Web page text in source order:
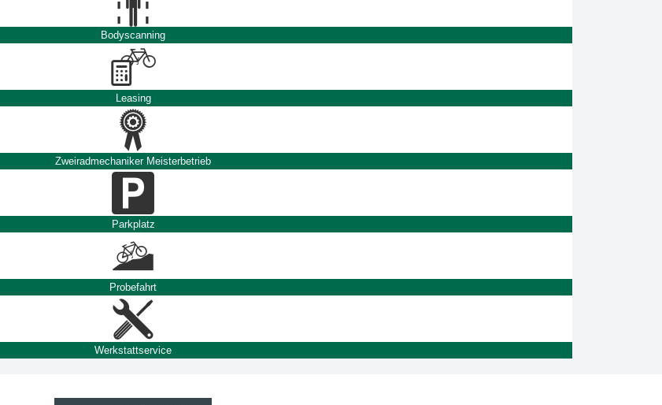
Bodyscanning
Leasing
Zweiradmechaniker Meisterbetrieb
Parkplatz
Probefahrt
Werkstattservice